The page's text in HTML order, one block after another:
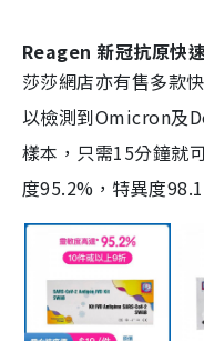
Reagen 新冠抗原快
莎莎網店亦有售多款
以檢測到Omicron及
樣本，只需15分鐘就
度95.2%，特異度